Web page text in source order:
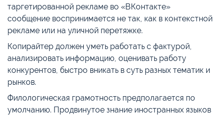
таргетированной рекламе во «ВКонтакте»
сообщение воспринимается не так, как в контекстной
рекламе или на уличной перетяжке.
Копирайтер должен уметь работать с фактурой,
анализировать информацию, оценивать работу
конкурентов, быстро вникать в суть разных тематик и
рынков.
Филологическая грамотность предполагается по
умолчанию. Продвинутое знание иностранных языков